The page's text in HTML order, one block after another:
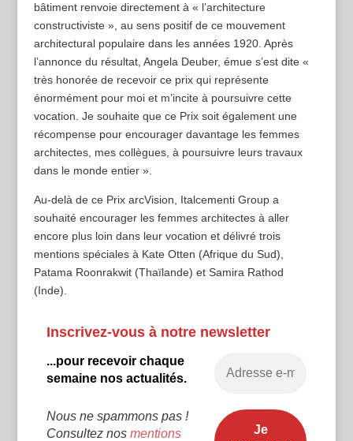
bâtiment renvoie directement à « l’architecture
constructiviste », au sens positif de ce mouvement
architectural populaire dans les années 1920. Après
l’annonce du résultat, Angela Deuber, émue s’est dite «
très honorée de recevoir ce prix qui représente
énormément pour moi et m’incite à poursuivre cette
vocation. Je souhaite que ce Prix soit également une
récompense pour encourager davantage les femmes
architectes, mes collègues, à poursuivre leurs travaux
dans le monde entier ».
Au-delà de ce Prix arcVision, Italcementi Group a
souhaité encourager les femmes architectes à aller
encore plus loin dans leur vocation et délivré trois
mentions spéciales à Kate Otten (Afrique du Sud),
Patama Roonrakwit (Thaïlande) et Samira Rathod
(Inde).
Inscrivez-vous à notre newsletter
...pour recevoir chaque
semaine nos actualités.
Nous ne spammons pas !
Consultez nos mentions